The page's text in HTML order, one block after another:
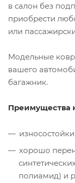
в салон без
приобрести
или
Модельные
вашего
багажник.
Преимущества
хорошо
полиамид) и